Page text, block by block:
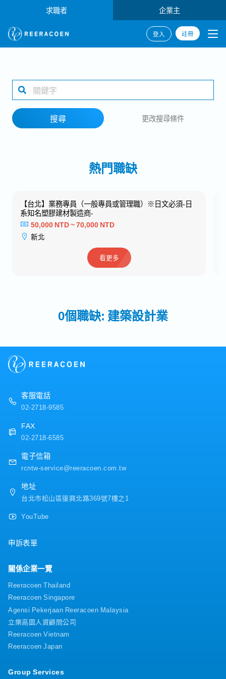
求職者 企業主
登入 註冊
1 selected
搜尋
搜尋 更改搜尋條件
熱門職缺
【台北】業務專員（一般專員或管理職）※日文必須‐日
系知名塑膠建材製造商‐
50,000 NTD ~ 70,000 NTD
新北
看更多
0個職缺: 建築設計業
客服電話
02-2718-9585
FAX
02-2718-6585
電子信箱
rcntw-service@reeracoen.com.tw
地址
台北市松山區復興北路369號7樓之1
YouTube
申訴表單
關係企業一覽
Reeracoen Thailand
Reeracoen Singapore
Agensi Pekerjaan Reeracoen Malaysia
立樂高園人資顧問公司
Reeracoen Vietnam
Reeracoen Japan
Group Services